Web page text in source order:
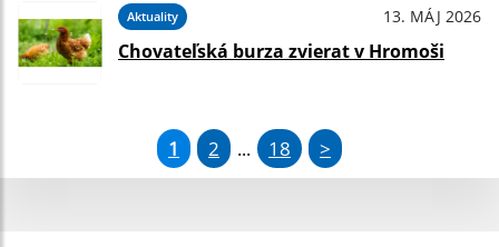
Aktuality 13. MÁJ 2026
Chovateľská burza zvierat v Hromoši
1 2 ... 18 >